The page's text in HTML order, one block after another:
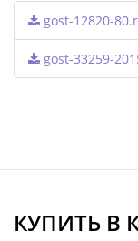
gost-12820-
gost-33259-
КУПИТЬ В